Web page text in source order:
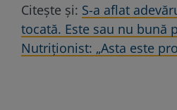
Citeşte şi: S-a aflat
tocată. Este sau nu bună
Nutriționist: „Asta este